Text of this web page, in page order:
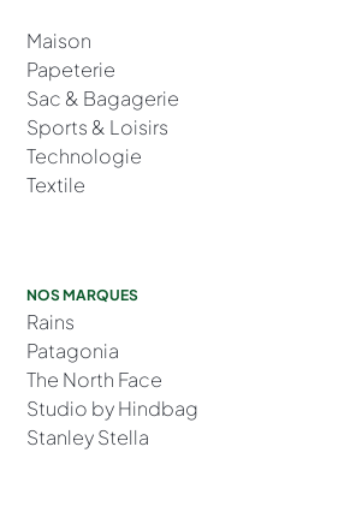
Maison
Papeterie
Sac & Bagagerie
Sports & Loisirs
Technologie
Textile
NOS MARQUES
Rains
Patagonia
The North Face
Studio by Hindbag
Stanley Stella